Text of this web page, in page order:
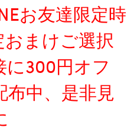
お友達限定時
まけご選択
300円オフ
中、是非見